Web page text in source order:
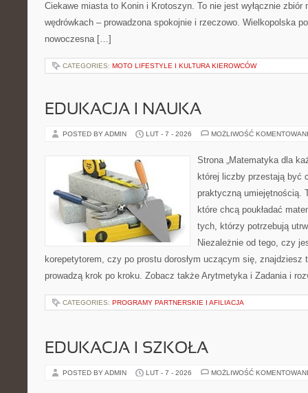
Ciekawe miasta to Konin i Krotoszyn. To nie jest wyłącznie zbiór
wędrówkach – prowadzona spokojnie i rzeczowo. Wielkopolska
nowoczesna […]
CATEGORIES: MOTO LIFESTYLE I KULTURA KIEROWCÓW
EDUKACJA I NAUKA
POSTED BY ADMIN LUT - 7 - 2026 MOŻLIWOŚĆ
Strona „Matematyka dla
której liczby przestają być
praktyczną umiejętnością.
które chcą poukładać
tych, którzy potrzebują
Niezależnie od tego, czy
korepetytorem, czy po prostu dorosłym uczącym się, znajdziesz
prowadzą krok po kroku. Zobacz także Arytmetyka i Zadania i
CATEGORIES: PROGRAMY PARTNERSKIE I AFILIACJA
EDUKACJA I SZKOŁA
POSTED BY ADMIN LUT - 7 - 2026 MOŻLIWOŚĆ